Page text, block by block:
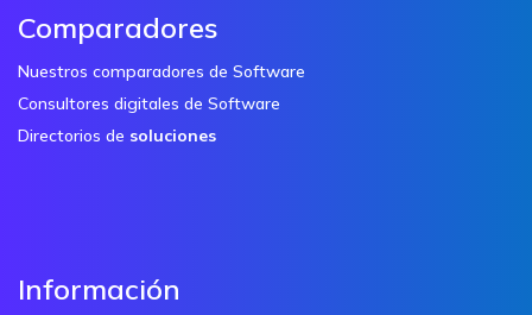
Comparadores
Nuestros comparadores de Software
Consultores digitales de Software
Directorios de soluciones
Información